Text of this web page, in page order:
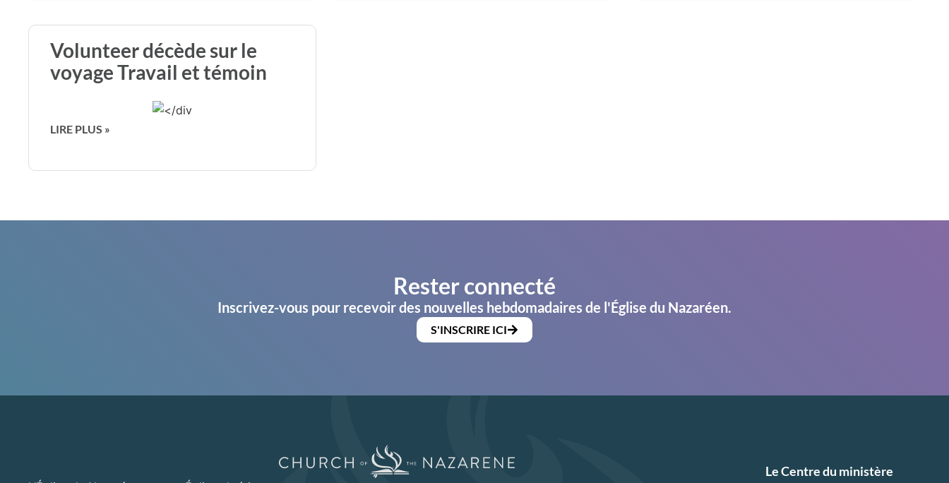
Volunteer décède sur le
voyage Travail et témoin
LIRE PLUS »
Rester connecté
Inscrivez-vous pour recevoir des nouvelles hebdomadaires de l'Église du Nazaréen.
S'INSCRIRE ICI
Le Centre du ministère